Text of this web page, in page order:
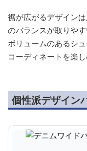
裾が広がるデザイン
のバランスが取りやす
ボリュームのあるシ
コーディネートを楽
個性派デザイン